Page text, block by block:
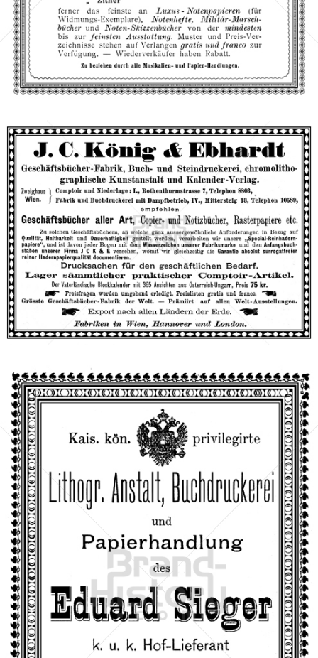
Bild-ID: 66758
J. C. König & Ebhardt, Wien
J. C. König & Ebhardt, Wien
1898
Bild-ID: 66446
Eduard Sieger, WIEN Eduard Sieger, WIEN 1898